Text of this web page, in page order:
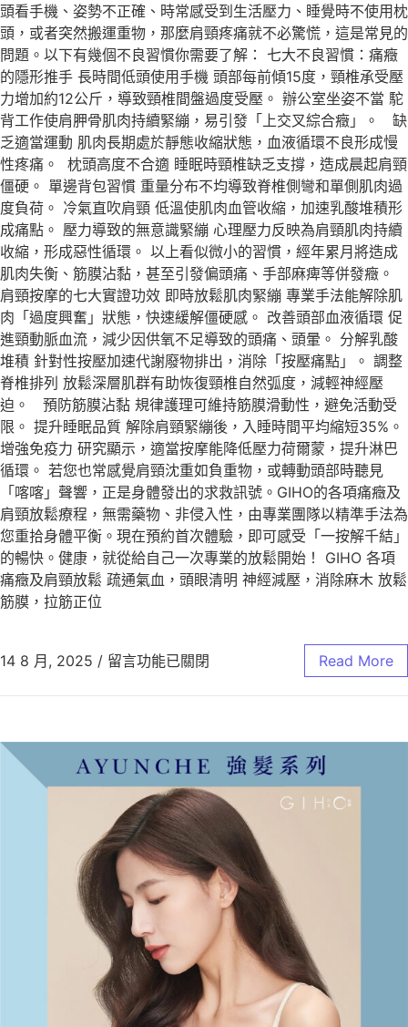
頭看手機、姿勢不正確、時常感受到生活壓力、睡覺時不使用枕
頭，或者突然搬運重物，那麼肩頸疼痛就不必驚慌，這是常見的
問題。以下有幾個不良習慣你需要了解： 七大不良習慣：痛癥
的隱形推手 長時間低頭使用手機 頭部每前傾15度，頸椎承受壓
力增加約12公斤，導致頸椎間盤過度受壓。 辦公室坐姿不當 駝
背工作使肩胛骨肌肉持續緊繃，易引發「上交叉綜合癥」。 缺
乏適當運動 肌肉長期處於靜態收縮狀態，血液循環不良形成慢
性疼痛。 枕頭高度不合適 睡眠時頸椎缺乏支撐，造成晨起肩頸
僵硬。 單邊背包習慣 重量分布不均導致脊椎側彎和單側肌肉過
度負荷。 冷氣直吹肩頸 低溫使肌肉血管收縮，加速乳酸堆積形
成痛點。 壓力導致的無意識緊繃 心理壓力反映為肩頸肌肉持續
收縮，形成惡性循環。 以上看似微小的習慣，經年累月將造成
肌肉失衡、筋膜沾黏，甚至引發偏頭痛、手部麻痺等併發癥。
肩頸按摩的七大實證功效 即時放鬆肌肉緊繃 專業手法能解除肌
肉「過度興奮」狀態，快速緩解僵硬感。 改善頭部血液循環 促
進頸動脈血流，減少因供氧不足導致的頭痛、頭暈。 分解乳酸
堆積 針對性按壓加速代謝廢物排出，消除「按壓痛點」。 調整
脊椎排列 放鬆深層肌群有助恢復頸椎自然弧度，減輕神經壓
迫。 預防筋膜沾黏 規律護理可維持筋膜滑動性，避免活動受
限。 提升睡眠品質 解除肩頸緊繃後，入睡時間平均縮短35%。
增強免疫力 研究顯示，適當按摩能降低壓力荷爾蒙，提升淋巴
循環。 若您也常感覺肩頸沈重如負重物，或轉動頭部時聽見
「喀喀」聲響，正是身體發出的求救訊號。GIHO的各項痛癥及
肩頸放鬆療程，無需藥物、非侵入性，由專業團隊以精準手法為
您重拾身體平衡。現在預約首次體驗，即可感受「一按解千結」
的暢快。健康，就從給自己一次專業的放鬆開始！ GIHO 各項
痛癥及肩頸放鬆 疏通氣血，頭眼清明 神經減壓，消除麻木 放鬆
筋膜，拉筋正位
14 8 月, 2025 / 留言功能已關閉 Read More